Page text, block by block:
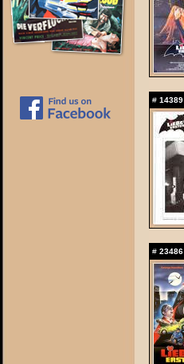
# 14389
# 23486